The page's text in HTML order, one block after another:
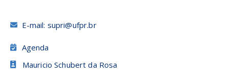
E-mail: supri@ufpr.br
Agenda
Mauricio Schubert da Rosa